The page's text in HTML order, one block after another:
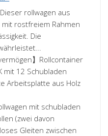
rollwagen aus
rostfreiem Rahmen
Die
】Rollcontainer
mit 12 Schubladen
Arbeitsplatte aus Holz
mit schubladen
(zwei davon
Gleiten zwischen